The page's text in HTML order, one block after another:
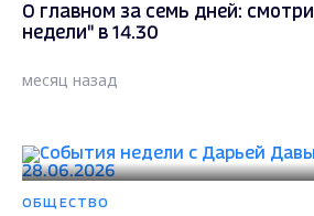
О главном за семь дней:
недели" в 14.30
месяц назад
ОБЩЕСТВО